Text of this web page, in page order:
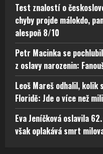
Test znalostí o
chyby projde málokdo,
alespoň 8/10
Petr Macinka se
z oslavy narozenin:
Leoš Mareš odhalil,
Floridě: Jde o více než
Eva Jeníčková oslavila
však oplakává smrt